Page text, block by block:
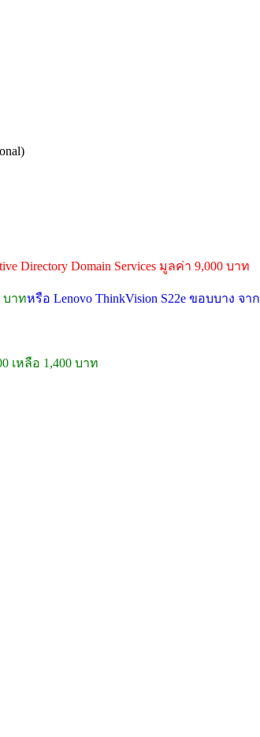
Directory Domain Services มูลค่า 9,000 บาท
บาทหรือ Lenovo ThinkVision S22e ขอบบาง จา
เหลือ 1,400 บาท